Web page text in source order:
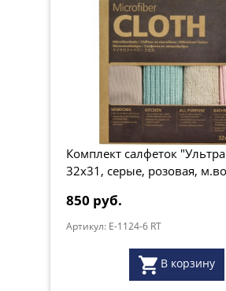
Комплект салфеток
32х31, серые, розовая,
850 руб.
Артикул: E-1124-6 RT
В корзину